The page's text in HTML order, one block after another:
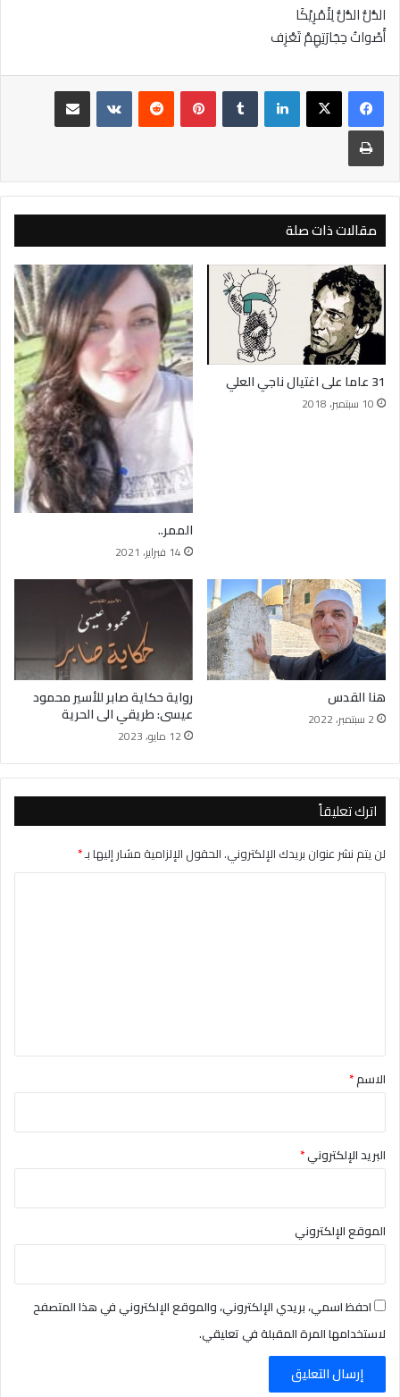
الذُّلُّ الذُّلُّ لِأَمْرِيْكَا
أَصْواتُ حِجَارَتِهِمْ تَعْزِف
لينكدإن بينتيريست
مشاركة عبر البريد
طباعة
مقالات ذات صلة
31 عاما على اغتيال ناجي العلي
10 سبتمبر، 2018
الممر..
14 فبراير، 2021
هنا القدس
2 سبتمبر، 2022
رواية حكاية صابر للأسير محمود
عيسى: طريقي الى الحرية
12 مايو، 2023
اترك تعليقاً
لن يتم نشر عنوان بريدك الإلكتروني.الحقول الإلزامية مشار إليها بـ*
*الاسم*
البريد الإلكتروني*
الموقع الإلكتروني
احفظ اسمي، بريدي الإلكتروني، والموقع الإلكتروني في هذا المتصفح
لاستخدامها المرة المقبلة في تعليقي.